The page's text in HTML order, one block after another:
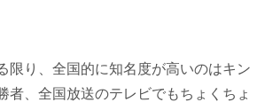
限り、全国的に知名度が高いのはキン
者、全国放送のテレビでもちょくちょ